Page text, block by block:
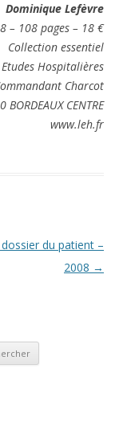
Dominique Lefèvre
– 108 pages – 18 €
Collection essentiel
Etudes Hospitalières
Charcot
BORDEAUX CENTRE
www.leh.fr
du patient –
2008 →